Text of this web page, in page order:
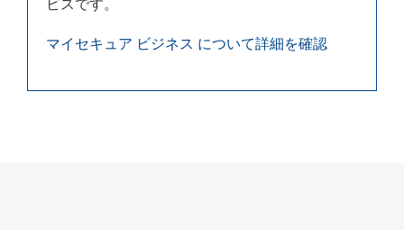
マイセキュア ビジネス について詳細を確認